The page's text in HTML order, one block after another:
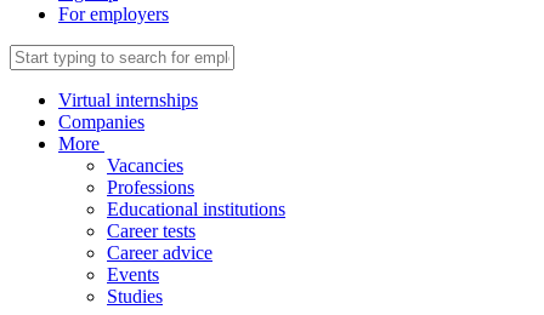
For employers
Virtual internships
Companies
More
Vacancies
Professions
Educational institutions
Career tests
Career advice
Events
Studies